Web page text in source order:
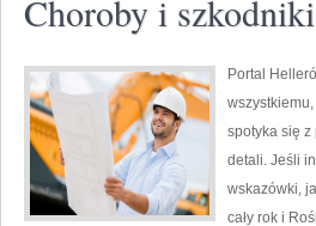
Choroby i
Portal
spotyka się
detali. Jeśli
wskazówki,
cały rok i